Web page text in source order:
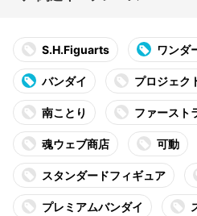
S.H.Figuarts ワンダ
バンダイ プロジェク
南ことり ファースト
魂ウェブ商店 可動
スタンダードフィギュア
プレミアムバンダイ